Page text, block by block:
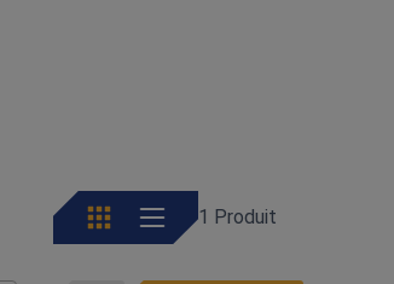
1 Produit